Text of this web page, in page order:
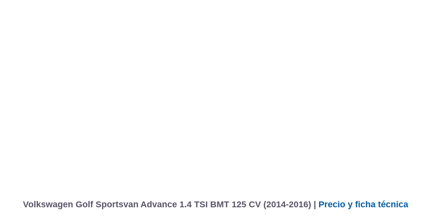
Volkswagen Golf Sportsvan Advance 1.4 TSI BMT 125 CV (2014-2016) | Precio y ficha técnica